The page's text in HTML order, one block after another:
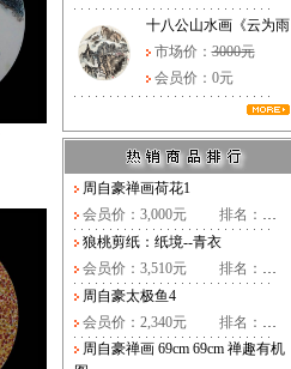
十八公山水画《云为雨
市场价：3000元
会员价：0元
周自豪禅画荷花1
会员价：3,000元
排名： …
狼桃剪纸：纸境--青衣
会员价：3,510元
排名： …
周自豪太极鱼4
会员价：2,340元
排名： …
周自豪禅画 69cm 69cm 禅趣有机